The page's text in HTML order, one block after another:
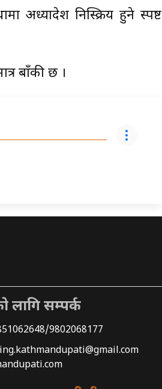
अध्यादेश निस्क्रिय हुने स्पष्ट
बाँकी छ ।
लागि सम्पर्क
9802068177